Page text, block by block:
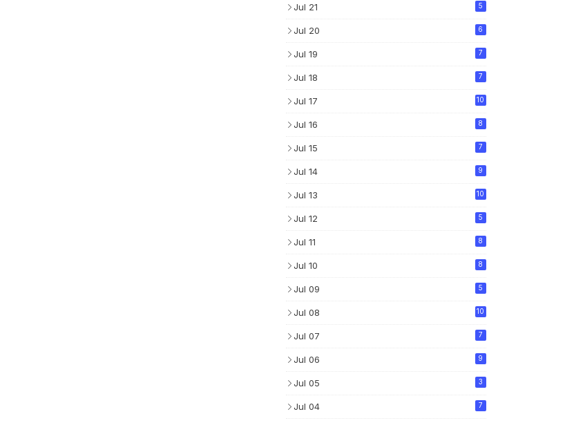
Jul 21 5
Jul 20 6
Jul 19 7
Jul 18 7
Jul 17 10
Jul 16 8
Jul 15 7
Jul 14 9
Jul 13 10
Jul 12 5
Jul 11 8
Jul 10 8
Jul 09 5
Jul 08 10
Jul 07 7
Jul 06 9
Jul 05 3
Jul 04 7